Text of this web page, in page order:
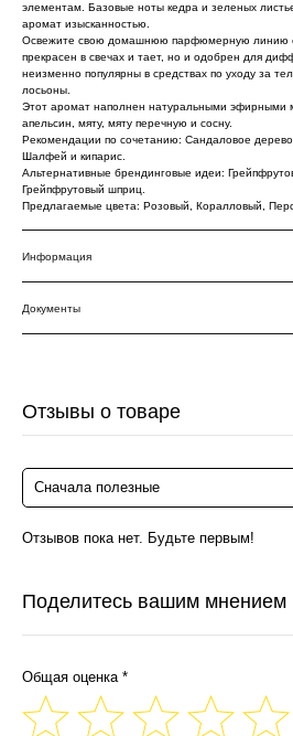
элементам. Базовые ноты кедра и зеленых
аромат изысканностью.
Освежите свою домашнюю парфюмерную линию
прекрасен в свечах и тает, но и одобрен для
неизменно популярны в средствах по уходу за
лосьоны.
Этот аромат наполнен натуральными эфирными
апельсин, мяту, мяту перечную и сосну.
Рекомендации по сочетанию: Сандаловое
Шалфей и кипарис.
Альтернативные брендинговые идеи:
Грейпфрутовый шприц.
Предлагаемые цвета: Розовый, Коралловый,
Информация
Документы
Отзывы о товаре
Сначала полезные
Отзывов пока нет. Будьте первым!
Поделитесь вашим мнением
Общая оценка *